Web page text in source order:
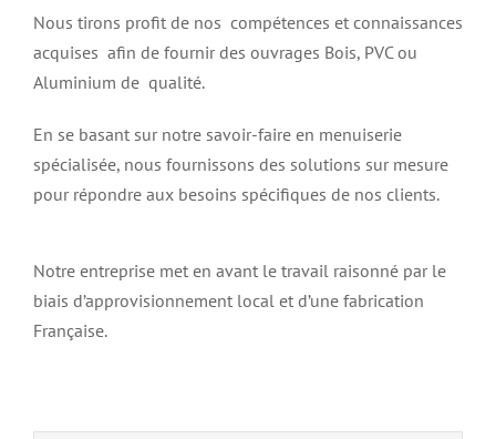
Nous tirons profit de nos compétences et connaissances
acquises afin de fournir des ouvrages Bois, PVC ou
Aluminium de qualité.
En se basant sur notre savoir-faire en menuiserie
spécialisée, nous fournissons des solutions sur mesure
pour répondre aux besoins spécifiques de nos clients.
Notre entreprise met en avant le travail raisonné par le
biais d’approvisionnement local et d’une fabrication
Française.